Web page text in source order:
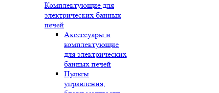
Комплектующие для
электрических банных
печей
Аксессуары и
комплектующие
для электрических
банных печей
Пульты
управления,